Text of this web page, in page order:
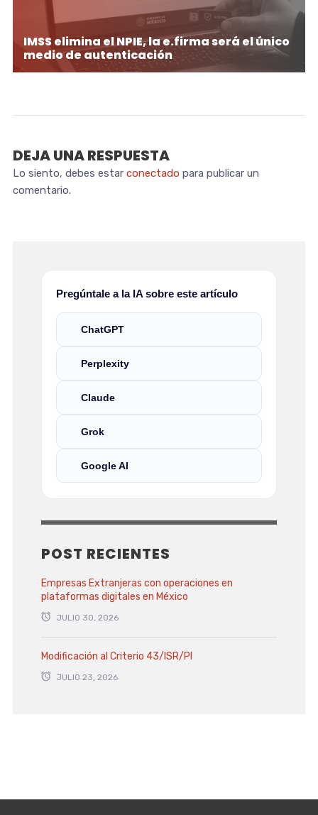
IMSS elimina el NPIE, la e.firma será el único
medio de autenticación
DEJA UNA RESPUESTA
Lo siento, debes estar conectado para publicar un
comentario.
Pregúntale a la IA sobre este artículo
ChatGPT
Perplexity
Claude
Grok
Google AI
POST RECIENTES
Empresas Extranjeras con operaciones en
plataformas digitales en México
JULIO 30, 2026
Modificación al Criterio 43/ISR/PI
JULIO 23, 2026